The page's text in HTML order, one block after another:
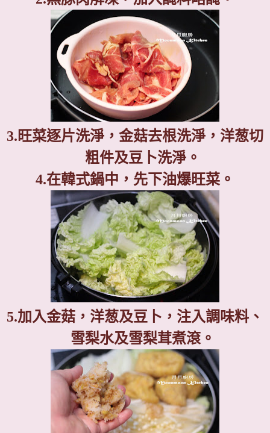
3.旺菜逐片洗淨，金菇去根洗淨，洋葱切
粗件及豆卜洗淨。
4.在韓式鍋中，先下油爆旺菜。
5.加入金菇，洋葱及豆卜，注入調味料、
雪梨水及雪梨茸煮滾。